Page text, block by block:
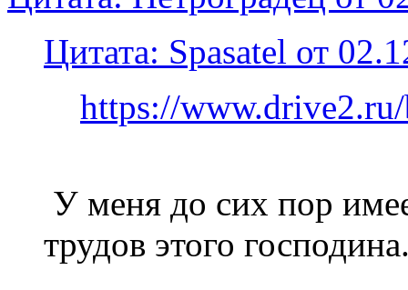
Цитата: Spasatel от
https://
У меня до сих пор
трудов этого